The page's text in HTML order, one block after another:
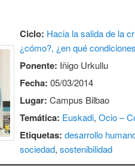
Ciclo: Hacia la salida de la
¿cómo?, ¿en qué
Ponente: Iñigo Urkullu
Fecha: 05/03/2014
Lugar: Campus Bilbao
Temática: Euskadi,Ocio –
Etiquetas: desarrollo
sociedad,sostenibilidad